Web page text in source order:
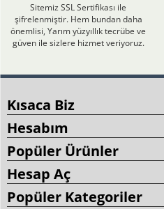
Sitemiz SSL Sertifikası ile
şifrelenmiştir. Hem bundan daha
önemlisi, Yarım yüzyıllık tecrübe ve
güven ile sizlere hizmet veriyoruz.
Kısaca Biz
Hesabım
Popüler Ürünler
Hesap Aç
Popüler Kategoriler